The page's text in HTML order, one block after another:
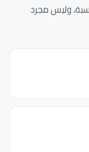
وليس مجرد